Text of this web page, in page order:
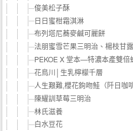
俊美松子酥
日日蜜柑霜淇淋
布列塔尼蕎麥鹹可麗餅
法朋蜜雪芒果三明治、楊枝甘
PEKOE X 堂本—特濃本產雙倍
花鳥川│生乳檸檬千層
人生艱難,櫻花鉤吻鮭（阡日咖啡
陳耀訓草莓三明治
林氏滋養
白水豆花